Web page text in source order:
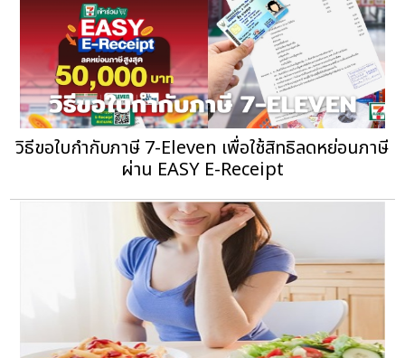
วิธีขอใบกำกับภาษี 7-Eleven เพื่อใช้สิทธิลดหย่อนภาษี
ผ่าน EASY E-Receipt